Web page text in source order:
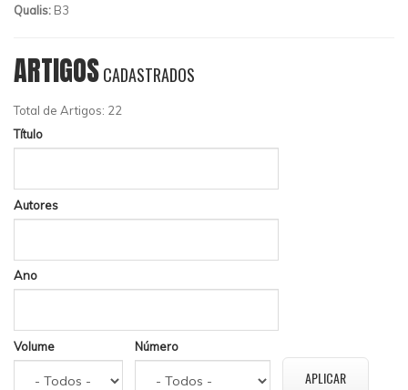
Qualis: B3
ARTIGOSCADASTRADOS
Total de Artigos: 22
Título
Autores
Ano
Volume Número